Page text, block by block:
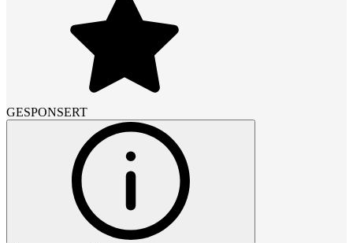
GESPONSERT